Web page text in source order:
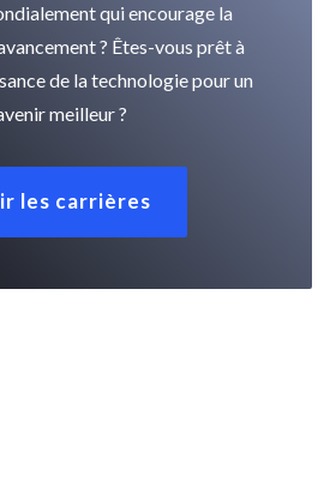
qui encourage la
? Êtes-vous prêt à
de la technologie pour un
meilleur ?
les carrières